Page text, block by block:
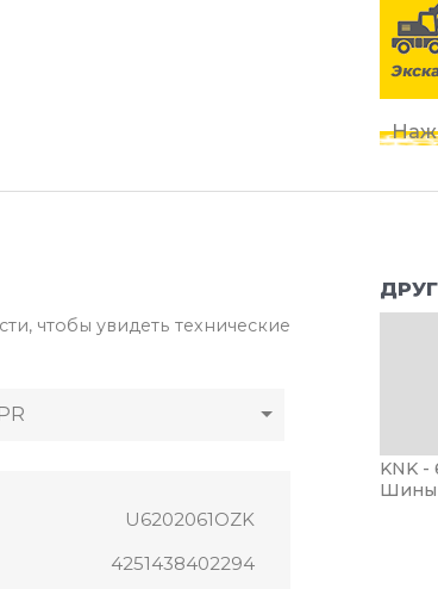
чтобы увидеть технические
U6202061OZK
4251438402294
KNK -
Шины